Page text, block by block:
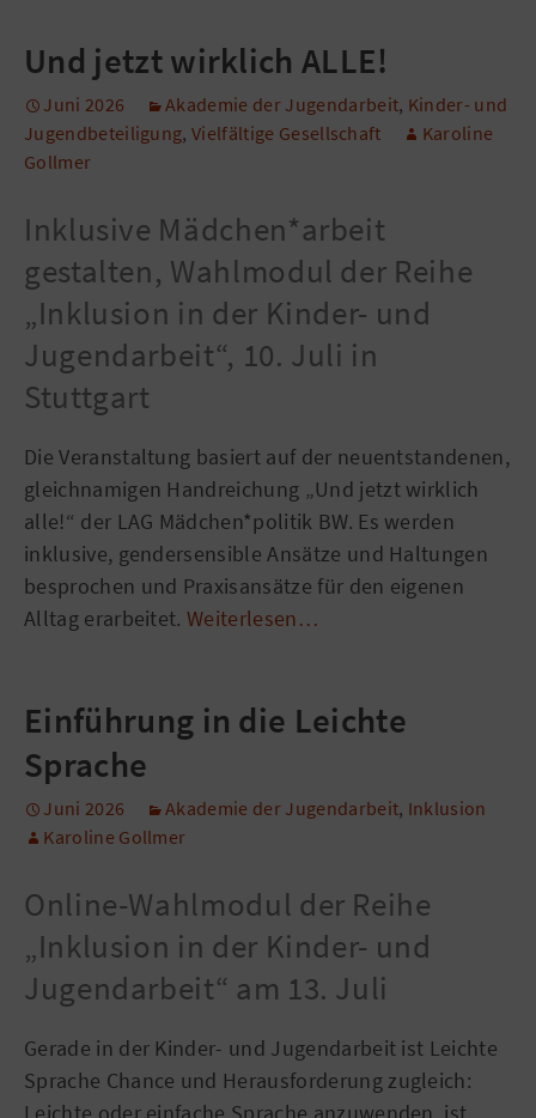
Und jetzt wirklich ALLE!
Juni 2026 Akademie der Jugendarbeit, Kinder- und
Jugendbeteiligung,Vielfältige Gesellschaft
Karoline
Gollmer
Inklusive Mädchen*arbeit
gestalten, Wahlmodul der Reihe
„Inklusion in der Kinder- und
Jugendarbeit“, 10. Juli in
Stuttgart
Die Veranstaltung basiert auf der neuentstandenen,
gleichnamigen Handreichung „Und jetzt wirklich
alle!“ der LAG Mädchen*politik BW. Es werden
inklusive, gendersensible Ansätze und Haltungen
besprochen und Praxisansätze für den eigenen
Alltag erarbeitet.Weiterlesen…
Einführung in die Leichte
Sprache
Juni 2026 Akademie der Jugendarbeit, Inklusion
Karoline Gollmer
Online-Wahlmodul der Reihe
„Inklusion in der Kinder- und
Jugendarbeit“ am 13. Juli
Gerade in der Kinder- und Jugendarbeit ist Leichte
Sprache Chance und Herausforderung zugleich: